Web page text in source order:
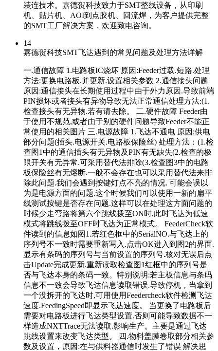
装连技术。嘉德贺科技致力于SMT整线设备，从印刷
机、贴片机、AOI到点胶机、回流焊，为客户提供完整
的SMT工厂解决方案，欢迎致电咨询。
14
嘉德贺科技SMT飞达遇到的常见问题及处理方法详解
一.通信故障 1.电路板IC烧坏 原因:Feeder过载.短路.处理
方法:更换电路板.并更新.设置相关参数 2.通信接头问题
原因:通信接头在长期使用过程中由于外力原因.导致前端
PIN损坏或者接头有异物导致无法正常通信处理方法:(1.
检查接头有无异物.若有请去除。 二.硬件故障 Feeder由
于使用不规范,或者由于别的硬件问题导致Feeder不能正
常使用的相关图片 三.电源故障 1.飞达不通电 原因:供电
部分问题(插头.电源开关.电路板保险丝) 处理方法：(1.检
查图1中的通信插头有无异物及PIN有无缺失(2.检查的极
限开关有无异常.可采用替代法排除(3.检查图3中的电路
板保险丝有无熔断.一般不会存在也可以采用替代法来排
除此问题.我们会遇到按键灯点不亮的情况. 可能会误以
为是电源方面的问题.这个时候我们可以使用一新的扁平
线测试按键是否存在问题.这样可以在处理这方面问题的
时候少走弯路将第六个跳线拨至ON时,此时飞达为低速
模式将跳线拨至OFF时飞达为正常模式。 FeederCheck软
件读到的信息如图1.若红色框中的SerialNO.与飞达上的
序列号不一致时需要重新写入.点击OK进入到图2的界面.
显示有条码的序列号与当前设置的序列号.核对无误后点
击Update完成更新.重新读取检查图1红框中的序列号是
否与飞达本身的条码一致。特别说明:若主板信息与条码
信息不一致会导致飞达信息读取错误.导致停机，当拿到
一个没拆开的飞达时,可用使用Feedercheck软件检测飞达
速度.FeedingSpeed即显示飞达速度。 当更换了电路板后
需要对电路板进行飞达类型设置.否则可能导致数据不一
样造成NXTTrace无法读取.影响生产。主要是通过飞达
跳线设置来改变飞达类型。 四.物料盖膜卷取部分相关参
数及设置，原因:在与供料器通信时发生了错误 解决思